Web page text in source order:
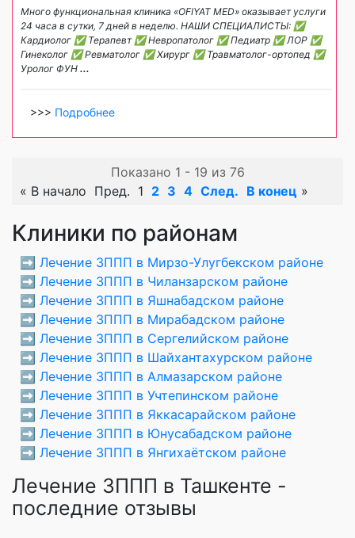
Много функциональная клиника «OFIYAT MED» оказывает услуги
24 часа в сутки, 7 дней в неделю. НАШИ СПЕЦИАЛИСТЫ: ✅
Кардиолог ✅ Терапевт ✅ Невропатолог ✅ Педиатр ✅ ЛОР ✅
Гинеколог ✅ Ревматолог ✅ Хирург ✅ Травматолог-ортопед ✅
Уролог ФУН ...
>>> Подробнее
Показано 1 - 19 из 76
« В начало Пред. 1 2 3 4 След. В конец »
Клиники по районам
➡️ Лечение ЗППП в Мирзо-Улугбекском районе
➡️ Лечение ЗППП в Чиланзарском районе
➡️ Лечение ЗППП в Яшнабадском районе
➡️ Лечение ЗППП в Мирабадском районе
➡️ Лечение ЗППП в Сергелийском районе
➡️ Лечение ЗППП в Шайхантахурском районе
➡️ Лечение ЗППП в Алмазарском районе
➡️ Лечение ЗППП в Учтепинском районе
➡️ Лечение ЗППП в Яккасарайском районе
➡️ Лечение ЗППП в Юнусабадском районе
➡️ Лечение ЗППП в Янгихаётском районе
Лечение ЗППП в Ташкенте -
последние отзывы